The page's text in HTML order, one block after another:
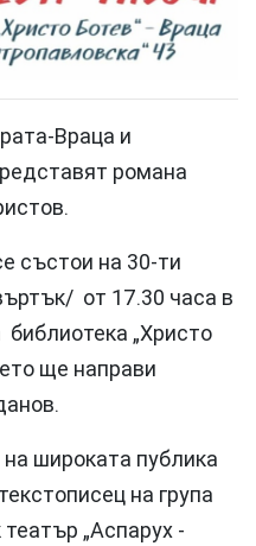
Враца и
романа
състои на 30-ти
от 17.30 часа в
„Христо
ще направи
широката публика
на група
„Аспарух -